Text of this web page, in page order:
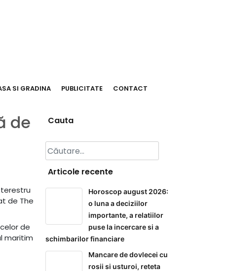
SI GRADINA PUBLICITATE CONTACT
de
de The
de
maritim
Cauta
Caută
după:
Articole recente
Horoscop august 2026:
o luna a deciziilor
importante, a relatiilor
puse la incercare si a
schimbarilor financiare
Mancare de dovlecei cu
rosii si usturoi, reteta